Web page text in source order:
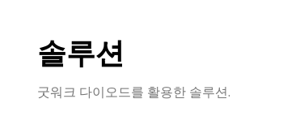
솔루션
굿워크 다이오드를 활용한 솔루션.